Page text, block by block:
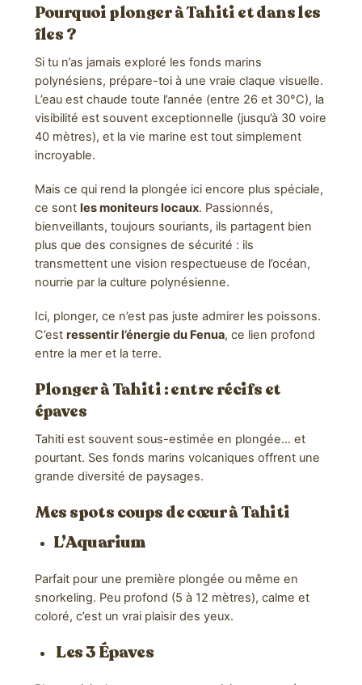
Pourquoi plonger à Tahiti et dans les
îles ?
Si tu n’as jamais exploré les fonds marins
polynésiens, prépare-toi à une vraie claque visuelle.
L’eau est chaude toute l’année (entre 26 et 30°C), la
visibilité est souvent exceptionnelle (jusqu’à 30 voire
40 mètres), et la vie marine est tout simplement
incroyable.
Mais ce qui rend la plongée ici encore plus spéciale,
ce sont les moniteurs locaux. Passionnés,
bienveillants, toujours souriants, ils partagent bien
plus que des consignes de sécurité : ils
transmettent une vision respectueuse de l’océan,
nourrie par la culture polynésienne.
Ici, plonger, ce n’est pas juste admirer les poissons.
C’est ressentir l’énergie du Fenua, ce lien profond
entre la mer et la terre.
Plonger àTahiti: entre récifs et
épaves
Tahiti est souvent sous-estimée en plongée… et
pourtant. Ses fonds marins volcaniques offrent une
grande diversité de paysages.
Mes spots coups de cœur à Tahiti
L’Aquarium
Parfait pour une première plongée ou même en
snorkeling. Peu profond (5 à 12 mètres), calme et
coloré, c’est un vrai plaisir des yeux.
Les 3 Épaves